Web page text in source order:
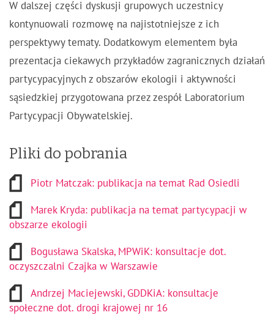
W dalszej części dyskusji grupowych uczestnicy
kontynuowali rozmowę na najistotniejsze z ich
perspektywy tematy. Dodatkowym elementem była
prezentacja ciekawych przykładów zagranicznych działań
partycypacyjnych z obszarów ekologii i aktywności
sąsiedzkiej przygotowana przez zespół Laboratorium
Partycypacji Obywatelskiej.
Pliki do pobrania
Piotr Matczak: publikacja na temat Rad Osiedli
Marek Kryda: publikacja na temat partycypacji w
obszarze ekologii
Bogusława Skalska, MPWiK: konsultacje dot.
oczyszczalni Czajka w Warszawie
Andrzej Maciejewski, GDDKiA: konsultacje
społeczne dot. drogi krajowej nr 16